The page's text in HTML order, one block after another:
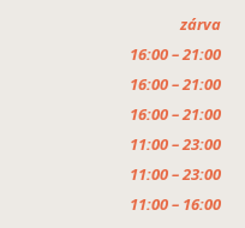
zárva
16:00 – 21:00
16:00 – 21:00
16:00 – 21:00
11:00 – 23:00
11:00 – 23:00
11:00 – 16:00